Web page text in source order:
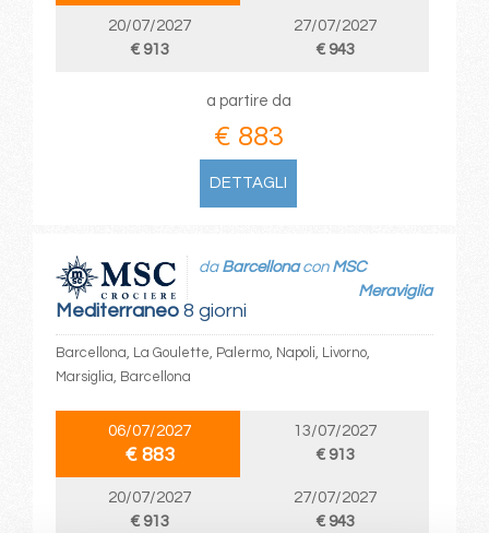
20/07/2027
€ 913
27/07/2027
€ 943
a partire da
€ 883
DETTAGLI
Mediterraneo8 giorni
da Barcellonacon MSC
Meraviglia
Barcellona, La Goulette, Palermo, Napoli, Livorno,
Marsiglia, Barcellona
06/07/2027
€ 883
13/07/2027
€ 913
20/07/2027
€ 913
27/07/2027
€ 943